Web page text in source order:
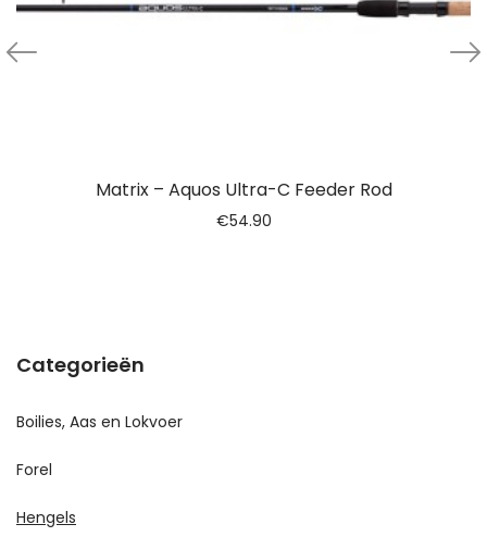
Matrix – Aquos Ultra-C Feeder Rod
€54.90
Categorieën
Boilies, Aas en Lokvoer
Forel
Hengels